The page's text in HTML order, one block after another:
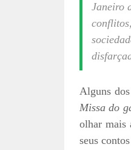
Janeiro
Alguns
Missa do
olhar mais
seus